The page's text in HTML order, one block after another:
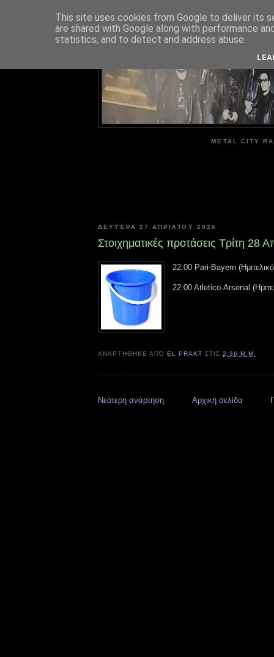
METAL CITY
ΔΕΥΤΈΡΑ 27 ΑΠΡΙΛΊΟΥ 2026
Στοιχηματικές προτάσεις Τρίτη 28
22:00 Pari-Bayern
22:00 Atletico-Arsenal
ΑΝΑΡΤΉΘΗΚΕ ΑΠΌEL PRAKT ΣΤΙΣ2:36 Μ.Μ.
Νεότερη ανάρτηση Αρχική σελίδα
This site uses cookies from Google to deliver its
are shared with Google along with performance
statistics, and to detect and address abuse.